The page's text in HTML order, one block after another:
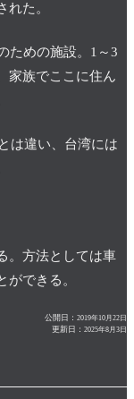
た。
ための施設。1～3
家族でここに住ん
は違い、台湾には
。方法としては車
できる。
公開日： 2019年10月22日
更新日： 2025年8月3日